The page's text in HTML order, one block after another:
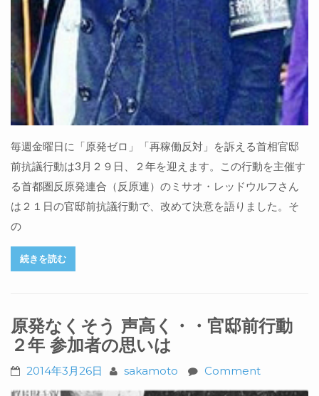
毎週金曜日に「原発ゼロ」「再稼働反対」を訴える首相官邸
前抗議行動は3月２９日、２年を迎えます。この行動を主催す
る首都圏反原発連合（反原連）のミサオ・レッドウルフさん
は２１日の官邸前抗議行動で、改めて決意を語りました。そ
の
続きを読む
原発なくそう 声高く・・官邸前行動
２年 参加者の思いは
2014年3月26日 sakamoto Comment